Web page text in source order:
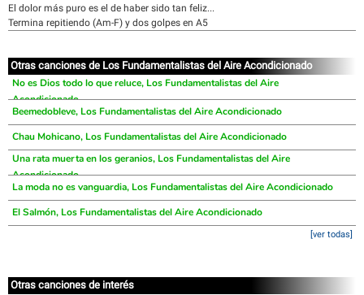
El dolor más puro es el de haber sido tan feliz...
Termina repitiendo (Am-F) y dos golpes en A5
Otras canciones de Los Fundamentalistas del Aire Acondicionado
No es Dios todo lo que reluce, Los Fundamentalistas del Aire
Acondicionado
Beemedobleve, Los Fundamentalistas del Aire Acondicionado
Chau Mohicano, Los Fundamentalistas del Aire Acondicionado
Una rata muerta en los geranios, Los Fundamentalistas del Aire
Acondicionado
La moda no es vanguardia, Los Fundamentalistas del Aire Acondicionado
El Salmón, Los Fundamentalistas del Aire Acondicionado
[ver todas]
Otras canciones de interés